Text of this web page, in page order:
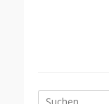
Suche